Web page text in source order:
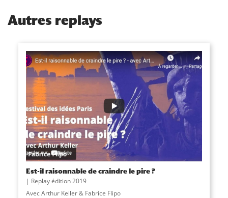
Autres replays
Est-il raisonnable de craindre le pire ?
Replay édition 2019
Avec Arthur Keller & Fabrice Flipo